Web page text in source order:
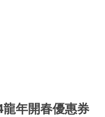
龍年開春優惠券